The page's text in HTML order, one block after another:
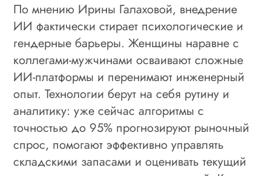
По мнению Ирины Галаховой, внедрение
ИИ фактически стирает психологические и
гендерные барьеры. Женщины наравне с
коллегами-мужчинами осваивают сложные
ИИ-платформы и перенимают инженерный
опыт. Технологии берут на себя рутину и
аналитику: уже сейчас алгоритмы с
точностью до 95% прогнозируют рыночный
спрос, помогают эффективно управлять
складскими запасами и оценивать текущий